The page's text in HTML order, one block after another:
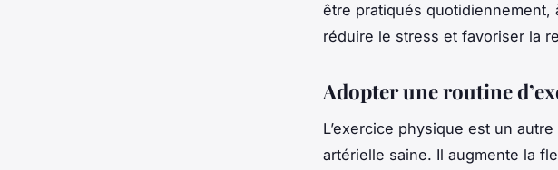
être pratiqués quotidiennement,
réduire le stress et favoriser la
Adopter une routine
L’exercice physique est un
artérielle saine. Il augmente la